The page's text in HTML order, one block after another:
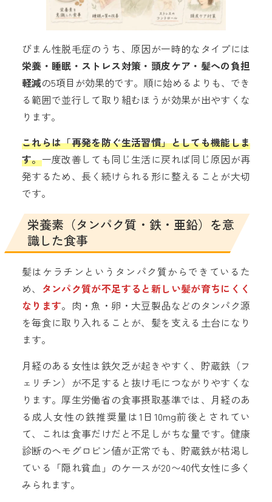
びまん性脱毛症のうち、原因が一時的なタイプには
栄養・睡眠・ストレス対策・頭皮ケア・髪への負担
軽減の5項目が効果的です。順に始めるよりも、でき
る範囲で並行して取り組むほうが効果が出やすくな
ります。
これらは「再発を防ぐ生活習慣」としても機能しま
す。一度改善しても同じ生活に戻れば同じ原因が再
発するため、長く続けられる形に整えることが大切
です。
栄養素（タンパク質・鉄・亜鉛）を意
識した食事
髪はケラチンというタンパク質からできているた
め、 タンパク質が不足すると新しい髪が育ちにくく
なります。肉・魚・卵・大豆製品などのタンパク源
を毎食に取り入れることが、髪を支える土台になり
ます。
月経のある女性は鉄欠乏が起きやすく、貯蔵鉄（フ
ェリチン）が不足すると抜け毛につながりやすくな
ります。厚生労働省の食事摂取基準では、月経のあ
る成人女性の鉄推奨量は1日10mg前後とされてい
て、これは食事だけだと不足しがちな量です。健康
診断のヘモグロビン値が正常でも、貯蔵鉄が枯渇し
ている「隠れ貧血」のケースが20〜40代女性に多く
みられます。